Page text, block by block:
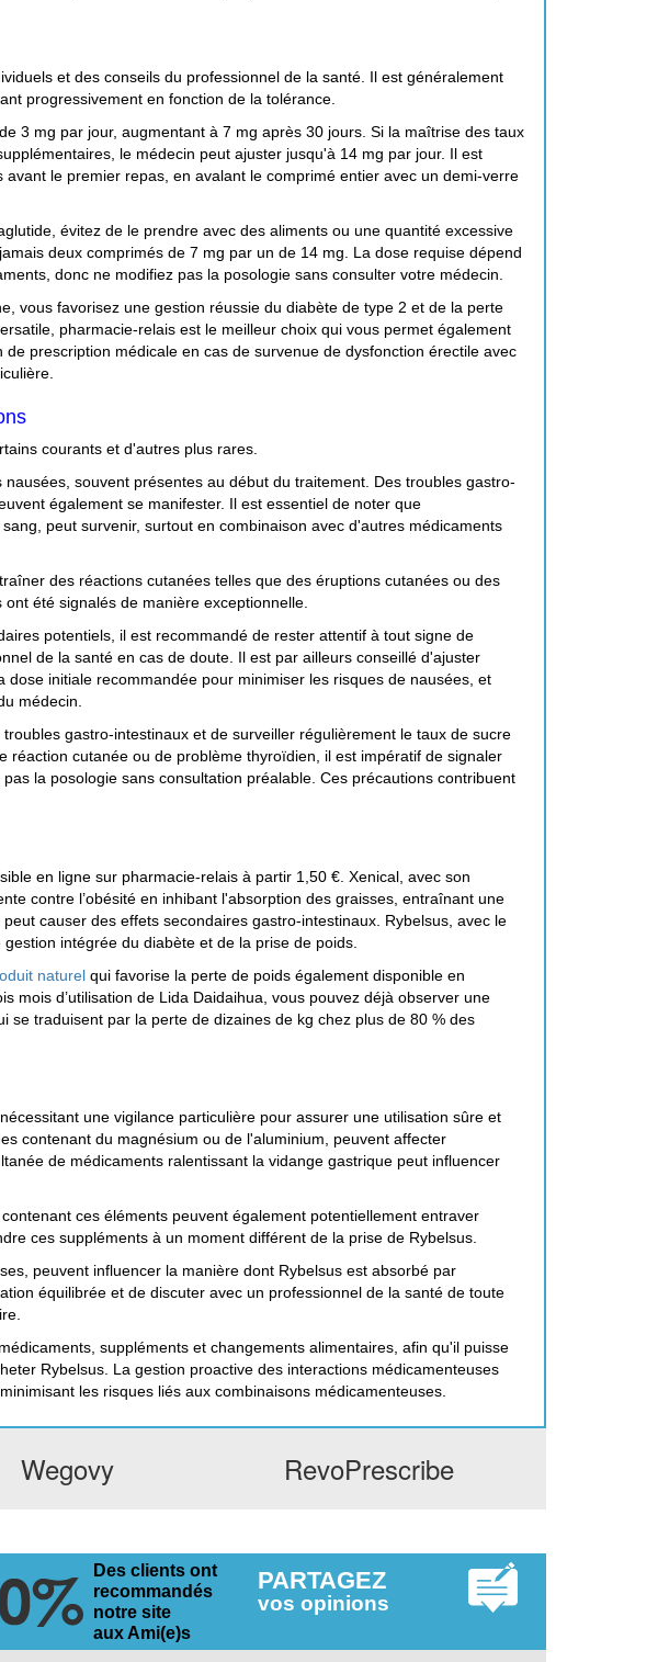
et des conseils du professionnel de la santé. Il est généralement
progressivement en fonction de la tolérance.
3 mg par jour, augmentant à 7 mg après 30 jours. Si la maîtrise des taux
le médecin peut ajuster jusqu'à 14 mg par jour. Il est
le premier repas, en avalant le comprimé entier avec un demi-verre
évitez de le prendre avec des aliments ou une quantité excessive
deux comprimés de 7 mg par un de 14 mg. La dose requise dépend
donc ne modifiez pas la posologie sans consulter votre médecin.
vous favorisez une gestion réussie du diabète de type 2 et de la perte
pharmacie-relais est le meilleur choix qui vous permet également
de prescription médicale en cas de survenue de dysfonction érectile avec
courants et d'autres plus rares.
souvent présentes au début du traitement. Des troubles gastro-
également se manifester. Il est essentiel de noter que
peut survenir, surtout en combinaison avec d'autres médicaments
des réactions cutanées telles que des éruptions cutanées ou des
été signalés de manière exceptionnelle.
potentiels, il est recommandé de rester attentif à tout signe de
de la santé en cas de doute. Il est par ailleurs conseillé d'ajuster
initiale recommandée pour minimiser les risques de nausées, et
médecin.
gastro-intestinaux et de surveiller régulièrement le taux de sucre
réaction cutanée ou de problème thyroïdien, il est impératif de signaler
la posologie sans consultation préalable. Ces précautions contribuent
en ligne sur pharmacie-relais à partir 1,50 €. Xenical, avec son
contre l’obésité en inhibant l'absorption des graisses, entraînant une
causer des effets secondaires gastro-intestinaux. Rybelsus, avec le
intégrée du diabète et de la prise de poids.
naturel qui favorise la perte de poids également disponible en
mois d’utilisation de Lida Daidaihua, vous pouvez déjà observer une
se traduisent par la perte de dizaines de kg chez plus de 80 % des
une vigilance particulière pour assurer une utilisation sûre et
contenant du magnésium ou de l'aluminium, peuvent affecter
de médicaments ralentissant la vidange gastrique peut influencer
ces éléments peuvent également potentiellement entraver
ces suppléments à un moment différent de la prise de Rybelsus.
peuvent influencer la manière dont Rybelsus est absorbé par
équilibrée et de discuter avec un professionnel de la santé de toute
suppléments et changements alimentaires, afin qu'il puisse
Rybelsus. La gestion proactive des interactions médicamenteuses
les risques liés aux combinaisons médicamenteuses.
Wegovy RevoPrescribe
Des clients ont
recommandés
notre site
aux Ami(e)s
PARTAGEZ
vos opinions